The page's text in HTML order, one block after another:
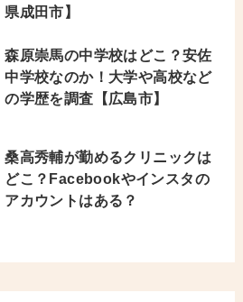
県成田市】
森原崇馬の中学校はどこ？安佐
中学校なのか！大学や高校など
の学歴を調査【広島市】
桑高秀輔が勤めるクリニックは
どこ？Facebookやインスタの
アカウントはある？